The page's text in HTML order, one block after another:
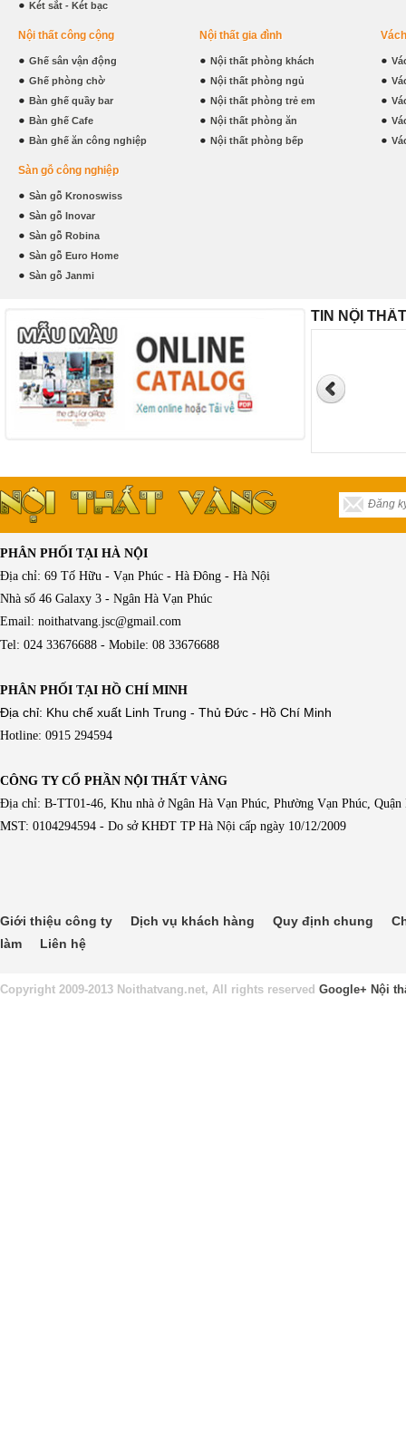
Két sắt - Két bạc
Nội thất công cộng
Ghế sân vận động
Ghế phòng chờ
Bàn ghế quầy bar
Bàn ghế Cafe
Bàn ghế ăn công nghiệp
Nội thất gia đình
Nội thất phòng khách
Nội thất phòng ngủ
Nội thất phòng trẻ em
Nội thất phòng ăn
Nội thất phòng bếp
Sàn gỗ công nghiệp
Sàn gỗ Kronoswiss
Sàn gỗ Inovar
Sàn gỗ Robina
Sàn gỗ Euro Home
Sàn gỗ Janmi
TIN NỘI
PHÂN PHỐI TẠI HÀ NỘI
Địa chỉ: 69 Tố Hữu - Vạn Phúc - Hà Đông - Hà Nội
Nhà số 46 Galaxy 3 - Ngân Hà Vạn Phúc
Email: noithatvang.jsc@gmail.com
Tel: 024 33676688 - Mobile: 08 33676688
PHÂN PHỐI TẠI HỒ CHÍ MINH
Địa chỉ: Khu chế xuất Linh Trung - Thủ Đức - Hồ Chí Minh
Hotline: 0915 294594
CÔNG TY CỔ PHẦN NỘI THẤT VÀNG
Địa chỉ: B-TT01-46, Khu nhà ở Ngân Hà Vạn Phúc, Phường Vạn Phúc,
MST: 0104294594 - Do sở KHĐT TP Hà Nội cấp ngày 10/12/2009
Giới thiệu công ty Dịch vụ khách hàng Quy định chung
làm
Liên hệ
Copyright 2009-2013 Noithatvang.net, All rights reserved Google+ Nội